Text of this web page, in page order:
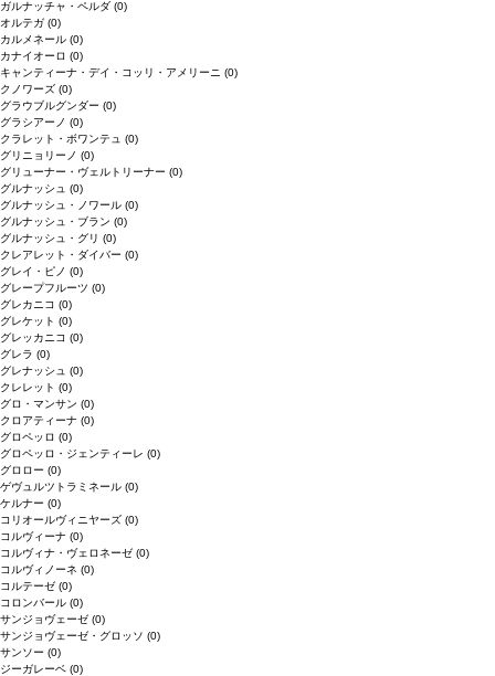
ガルナッチャ・ペルダ (0)
オルテガ (0)
カルメネール (0)
カナイオーロ (0)
キャンティーナ・デイ・コッリ・アメリーニ (0)
クノワーズ (0)
グラウブルグンダー (0)
グラシアーノ (0)
クラレット・ボワンテュ (0)
グリニョリーノ (0)
グリューナー・ヴェルトリーナー (0)
グルナッシュ (0)
グルナッシュ・ノワール (0)
グルナッシュ・ブラン (0)
グルナッシュ・グリ (0)
クレアレット・ダイバー (0)
グレイ・ピノ (0)
グレープフルーツ (0)
グレカニコ (0)
グレケット (0)
グレッカニコ (0)
グレラ (0)
グレナッシュ (0)
クレレット (0)
グロ・マンサン (0)
クロアティーナ (0)
グロペッロ (0)
グロペッロ・ジェンティーレ (0)
グロロー (0)
ゲヴュルツトラミネール (0)
ケルナー (0)
コリオールヴィニヤーズ (0)
コルヴィーナ (0)
コルヴィナ・ヴェロネーゼ (0)
コルヴィノーネ (0)
コルテーゼ (0)
コロンバール (0)
サンジョヴェーゼ (0)
サンジョヴェーゼ・グロッソ (0)
サンソー (0)
ジーガレーベ (0)